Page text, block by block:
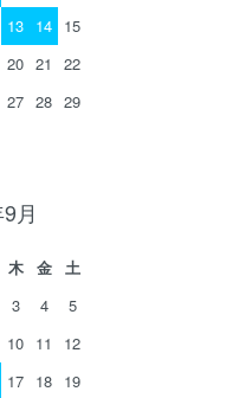
13 14 15
20 21
22
27 28 29
月
木 金
土
3 4
5
10 11
12
17 18 19